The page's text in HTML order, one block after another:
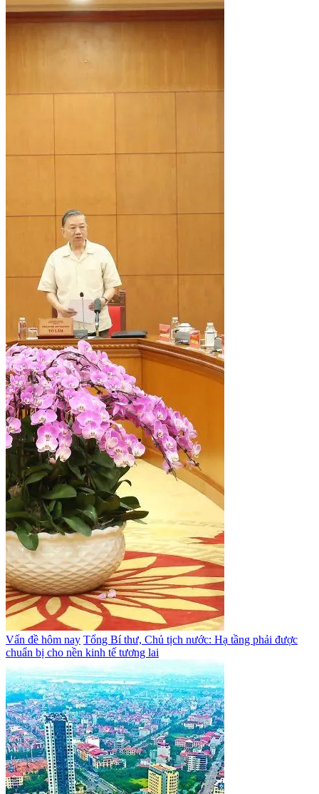
Vấn đề hôm nay Tổng Bí thư, Chủ tịch nước: Hạ tầng phải được
chuẩn bị cho nền kinh tế tương lai